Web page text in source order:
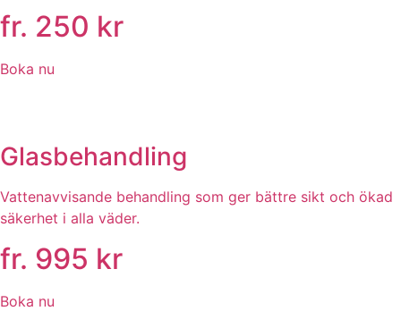
fr. 250 kr
Boka nu
Glasbehandling
Vattenavvisande behandling som ger bättre sikt och ökad
säkerhet i alla väder.
fr. 995 kr
Boka nu